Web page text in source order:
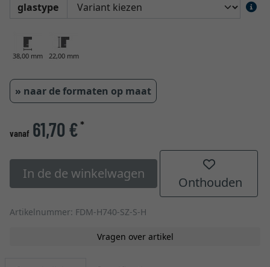
glastype
38,00 mm 22,00 mm
» naar de formaten op maat
vanaf 61,70 €*
In de de winkelwagen
Onthouden
Artikelnummer: FDM-H740-SZ-S-H
Vragen over artikel